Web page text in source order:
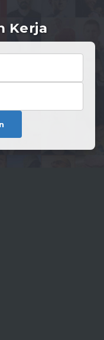
Kerja